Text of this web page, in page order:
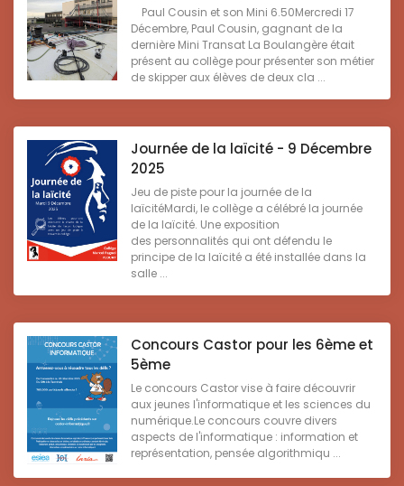
Paul Cousin et son Mini 6.50Mercredi 17
Décembre, Paul Cousin, gagnant de la
dernière Mini Transat La Boulangère était
présent au collège pour présenter son métier
de skipper aux élèves de deux cla ...
Journée de la laïcité - 9 Décembre
2025
Jeu de piste pour la journée de la
laïcitéMardi, le collège a célébré la journée
de la laïcité. Une exposition
des personnalités qui ont défendu le
principe de la laïcité a été installée dans la
salle ...
Concours Castor pour les 6ème et
5ème
Le concours Castor vise à faire découvrir
aux jeunes l'informatique et les sciences du
numérique.Le concours couvre divers
aspects de l'informatique : information et
représentation, pensée algorithmiqu ...